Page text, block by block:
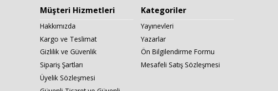
Müşteri Hizmetleri
Hakkımızda
Kargo ve Teslimat
Gizlilik ve Güvenlik
Sipariş Şartları
Üyelik Sözleşmesi
Kategoriler
Yayınevleri
Yazarlar
Ön Bilgilendirme Formu
Mesafeli Satış Sözleşmesi